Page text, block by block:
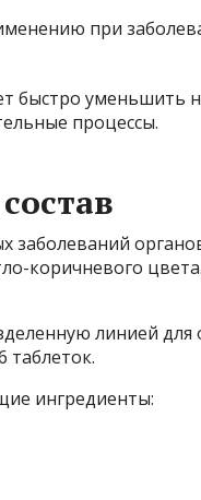
быстро уменьшить
процессы.
заболеваний
коричневого
линией для
таблеток.
ингредиенты: